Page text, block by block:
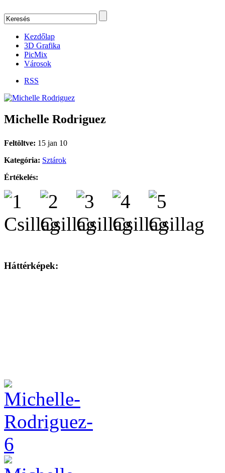
Kezdőlap
3D Grafika
PicMix
Városok
RSS
Michelle Rodriguez
Feltöltve: 15 jan 10
Kategória: Sztárok
Értékelés:
Háttérképek: